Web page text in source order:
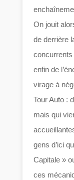
On jouit
de derrière
enfin de
virage à
Tour Auto :
mais qui
gens d’ici
Capitale »
ces